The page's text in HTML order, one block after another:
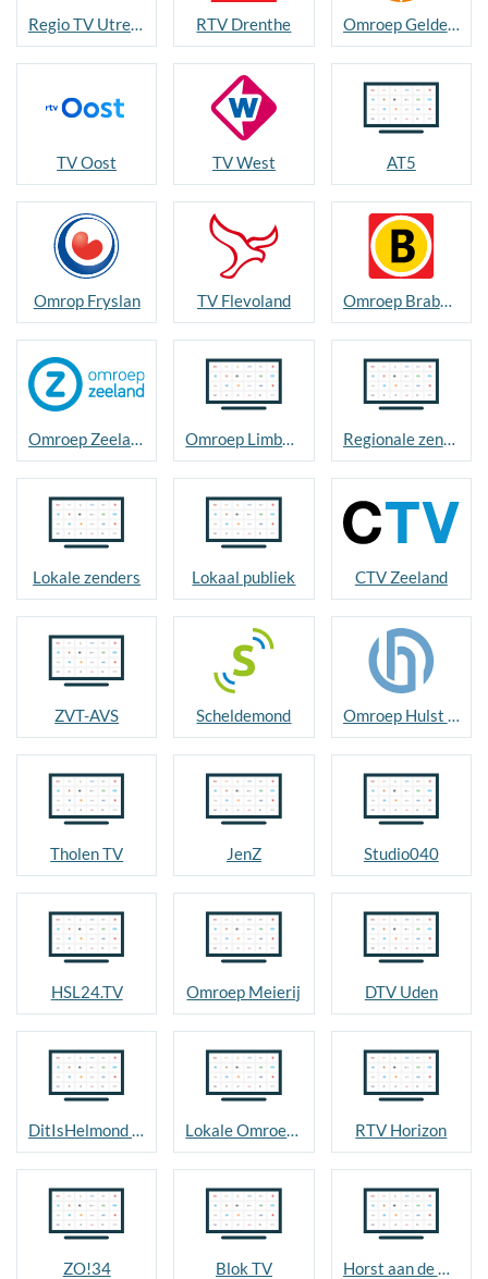
Regio TV Utrecht RTV Drenthe Omroep Gelderland
TV Oost TV West AT5
Omrop Fryslan TV Flevoland Omroep Brabant
Omroep Zeeland Omroep Limburg / L1 Regionale zenders
Lokale zenders Lokaal publiek CTV Zeeland
ZVT-AVS Scheldemond Omroep Hulst TV
Tholen TV JenZ Studio040
HSL24.TV Omroep Meierij DTV Uden
DitIsHelmond TV Lokale Omroep Nuenen RTV Horizon
ZO!34 Blok TV Horst aan de Maas